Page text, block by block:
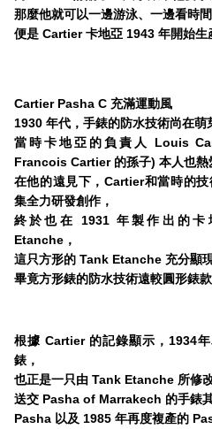
那麼他就可以一邊游泳、一邊看時
便是 Cartier 卡地亞 1943 年開始生
Cartier Pasha C 充滿運動風
1930 年代，手錶的防水技術尚在萌
當時卡地亞的負責人 Louis
Francois Cartier 的孫子) 本人也熱
在他的遠見下，Cartier和當時的
集全力研發創作，
終於也在 1931 年製作出的
Etanche，
這只方形的 Tank Etanche 充分顯
畢竟方形錶的防水技術遠較圓形錶款
根據 Cartier 的記錄顯示，1934
錶，
也正是一只由 Tank Etanche 所修
送交 Pasha of Marrakech 的手錶
Pasha 以及 1985 年再度複產的